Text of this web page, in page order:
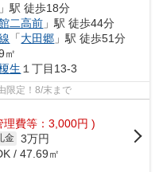
」駅 徒歩18分
二高前 」駅 徒歩44分
「大田郷 」駅 徒歩51分
㎡
生 １丁目13-3
限定！8/末まで
理費等：3,000円 )
金 3万円
/ 47.69㎡